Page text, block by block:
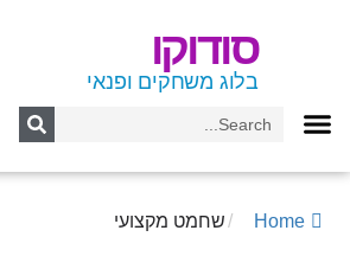
סודוקו
בלוג משחקים ופנאי
Home
/שחמט מקצועי